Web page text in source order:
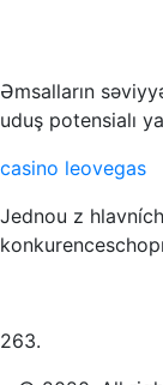
Əmsalların
uduş potensialı
casino leovegas
Jednou z
263.